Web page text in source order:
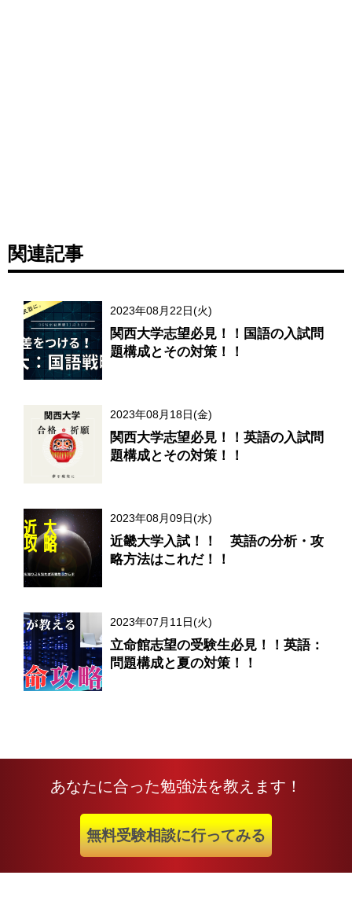
関連記事
2023年08月22日(火)
関西大学志望必見！！国語の入試問
題構成とその対策！！
2023年08月18日(金)
関西大学志望必見！！英語の入試問
題構成とその対策！！
2023年08月09日(水)
近畿大学入試！！ 英語の分析・攻
略方法はこれだ！！
2023年07月11日(火)
立命館志望の受験生必見！！英語：
問題構成と夏の対策！！
あなたに合った勉強法を教えます！
無料受験相談に行ってみる